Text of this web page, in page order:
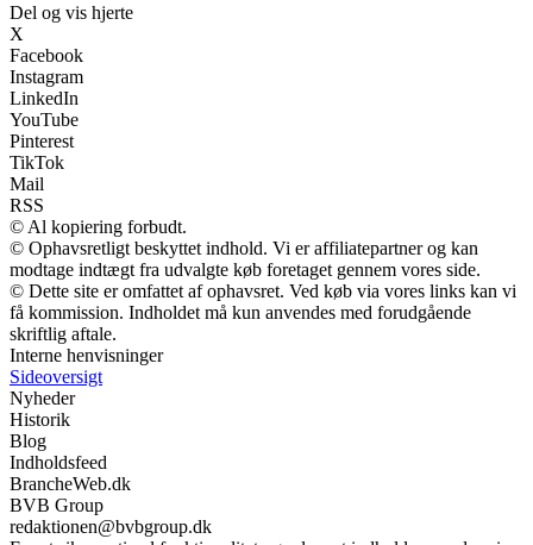
Del og vis hjerte
X
Facebook
Instagram
LinkedIn
YouTube
Pinterest
TikTok
Mail
RSS
© Al kopiering forbudt.
© Ophavsretligt beskyttet indhold. Vi er affiliatepartner og kan
modtage indtægt fra udvalgte køb foretaget gennem vores side.
© Dette site er omfattet af ophavsret. Ved køb via vores links kan vi
få kommission. Indholdet må kun anvendes med forudgående
skriftlig aftale.
Interne henvisninger
Sideoversigt
Nyheder
Historik
Blog
Indholdsfeed
BrancheWeb.dk
BVB Group
redaktionen@bvbgroup.dk